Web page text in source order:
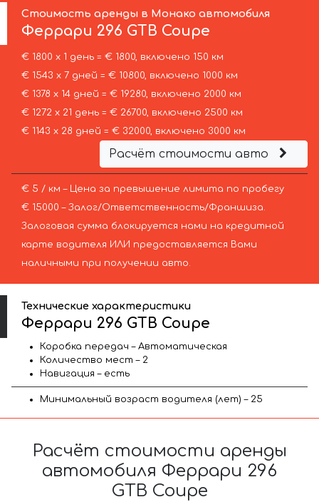
Стоимость аренды в Монако автомобиля
Феррари 296 GTB Coupe
€ 1800 х 1 день = € 1800, включено 150 км
€ 1543 х 7 дней = € 10800, включено 1000 км
€ 1378 х 14 дней = € 19280, включено 2000 км
€ 1272 х 21 день = € 26700, включено 2500 км
€ 1143 х 28 дней = € 32000, включено 3000 км
Расчёт стоимости авто
€ 5 / км – Цена за превышение лимита по пробегу
€ 15000 – Залог/Ответственность/Франшиза.
Залоговая сумма блокируется нами на кредитной
карте водителя ИЛИ предоставляется Вами
наличными при получении авто.
Технические характеристики
Феррари 296 GTB Coupe
Коробка передач – Автоматическая
Количество мест – 2
Навигация – есть
Минимальный возраст водителя (лет) – 25
Расчёт стоимости аренды
автомобиля Феррари 296
GTB Coupe